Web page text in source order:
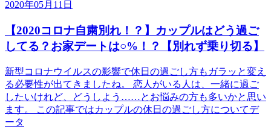
2020年05月11日
【2020コロナ自粛別れ！？】カップルはどう過ご
してる？お家デートは○%！？【別れず乗り切る】
新型コロナウイルスの影響で休日の過ごし方もガラッと変え
る必要性が出てきましたね。 恋人がいる人は、一緒に過ご
したいけれど、どうしよう……とお悩みの方も多いかと思い
ます。 この記事ではカップルの休日の過ごし方についてデ
ータ